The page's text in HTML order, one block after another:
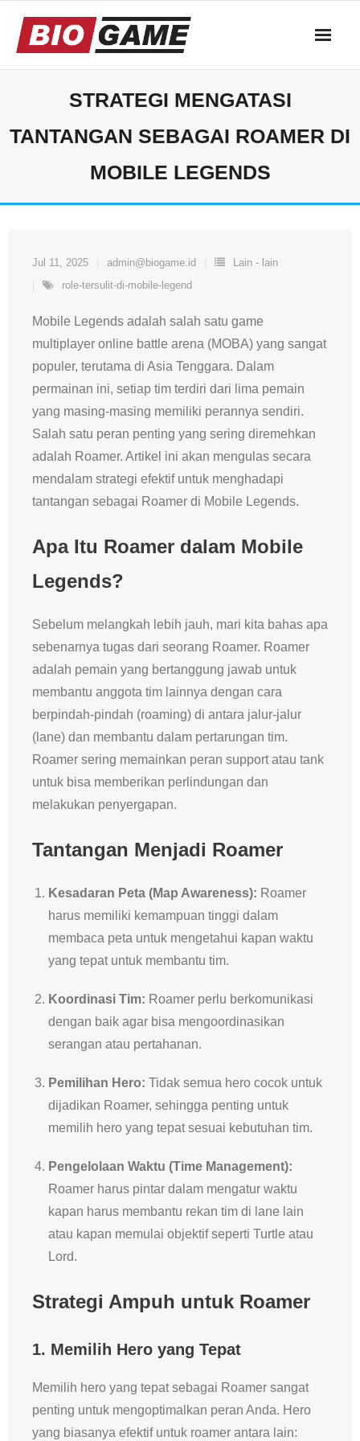
content
STRATEGI MENGATASI
TANTANGAN SEBAGAI ROAMER DI
MOBILE LEGENDS
Jul 11, 2025 admin@biogame.id
Lain - lain
role-tersulit-di-mobile-legend
Mobile Legends adalah salah satu game
multiplayer online battle arena (MOBA) yang sangat
populer, terutama di Asia Tenggara. Dalam
permainan ini, setiap tim terdiri dari lima pemain
yang masing-masing memiliki perannya sendiri.
Salah satu peran penting yang sering diremehkan
adalah Roamer. Artikel ini akan mengulas secara
mendalam strategi efektif untuk menghadapi
tantangan sebagai Roamer di Mobile Legends.
Apa Itu Roamer dalam Mobile
Legends?
Sebelum melangkah lebih jauh, mari kita bahas apa
sebenarnya tugas dari seorang Roamer. Roamer
adalah pemain yang bertanggung jawab untuk
membantu anggota tim lainnya dengan cara
berpindah-pindah (roaming) di antara jalur-jalur
(lane) dan membantu dalam pertarungan tim.
Roamer sering memainkan peran support atau tank
untuk bisa memberikan perlindungan dan
melakukan penyergapan.
Tantangan Menjadi Roamer
Kesadaran Peta (Map Awareness): Roamer
harus memiliki kemampuan tinggi dalam
membaca peta untuk mengetahui kapan waktu
yang tepat untuk membantu tim.
Koordinasi Tim: Roamer perlu berkomunikasi
dengan baik agar bisa mengoordinasikan
serangan atau pertahanan.
Pemilihan Hero: Tidak semua hero cocok untuk
dijadikan Roamer, sehingga penting untuk
memilih hero yang tepat sesuai kebutuhan tim.
Pengelolaan Waktu (Time Management):
Roamer harus pintar dalam mengatur waktu
kapan harus membantu rekan tim di lane lain
atau kapan memulai objektif seperti Turtle atau
Lord.
Strategi Ampuh untuk Roamer
1. Memilih Hero yang Tepat
Memilih hero yang tepat sebagai Roamer sangat
penting untuk mengoptimalkan peran Anda. Hero
yang biasanya efektif untuk roamer antara lain: